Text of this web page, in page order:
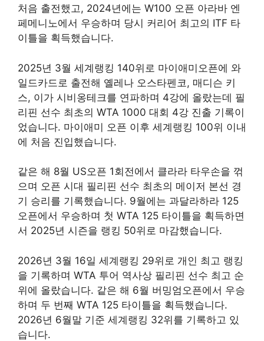
처음 출전했고, 2024년에는 W100 오픈 아라바 엔
페메니노에서 우승하며 당시 커리어 최고의 ITF 타
이틀을 획득했습니다.
2025년 3월 세계랭킹 140위로 마이애미오픈에 와
일드카드로 출전해 옐레나 오스타펜코, 매디슨 키
스, 이가 시비옹테크를 연파하며 4강에 올랐는데 필
리핀 선수 최초의 WTA 1000 대회 4강 진출 기록이
었습니다. 마이애미 오픈 이후 세계랭킹 100위 이내
에 처음 진입했습니다.
같은 해 8월 US오픈 1회전에서 클라라 타우손을 꺾
으며 오픈 시대 필리핀 선수 최초의 메이저 본선 경
기 승리를 기록했습니다. 9월에는 과달라하라 125
오픈에서 우승하며 첫 WTA 125 타이틀을 획득하면
서 2025년 시즌을 랭킹 50위로 마감했습니다.
2026년 3월 16일 세계랭킹 29위로 개인 최고 랭킹
을 기록하며 WTA 투어 역사상 필리핀 선수 최고 순
위에 올랐습니다. 같은 해 6월 버밍엄오픈에서 우승
하며 두 번째 WTA 125 타이틀을 획득했습니다.
2026년 6월말 기준 세계랭킹 32위를 기록하고 있
습니다.